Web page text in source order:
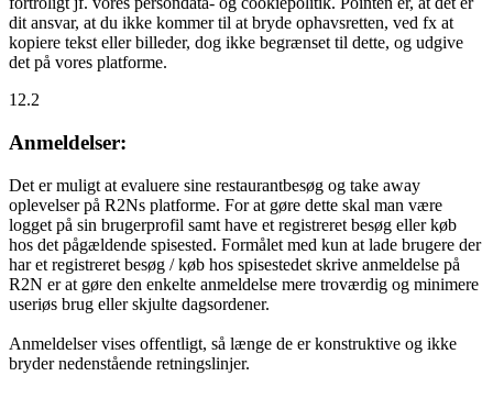
dit ansvar, at du ikke kommer til at bryde ophavsretten, ved fx at
kopiere tekst eller billeder, dog ikke begrænset til dette, og udgive
det på vores platforme.
12.2
Anmeldelser:
Det er muligt at evaluere sine restaurantbesøg og take away
oplevelser på R2Ns platforme. For at gøre dette skal man være
logget på sin brugerprofil samt have et registreret besøg eller køb
hos det pågældende spisested. Formålet med kun at lade brugere der
har et registreret besøg / køb hos spisestedet skrive anmeldelse på
R2N er at gøre den enkelte anmeldelse mere troværdig og minimere
useriøs brug eller skjulte dagsordener.
Anmeldelser vises offentligt, så længe de er konstruktive og ikke
bryder nedenstående retningslinjer.